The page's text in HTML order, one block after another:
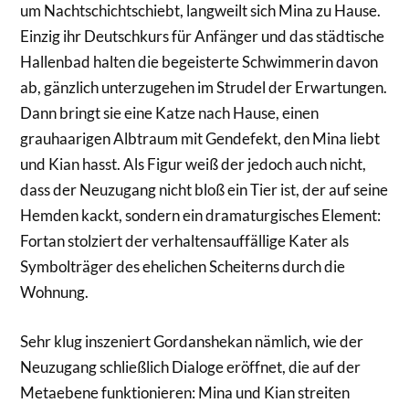
um Nachtschichtschiebt, langweilt sich Mina zu Hause.
Einzig ihr Deutschkurs für Anfänger und das städtische
Hallenbad halten die begeisterte Schwimmerin davon
ab, gänzlich unterzugehen im Strudel der Erwartungen.
Dann bringt sie eine Katze nach Hause, einen
grauhaarigen Albtraum mit Gendefekt, den Mina liebt
und Kian hasst. Als Figur weiß der jedoch auch nicht,
dass der Neuzugang nicht bloß ein Tier ist, der auf seine
Hemden kackt, sondern ein dramaturgisches Element:
Fortan stolziert der verhaltensauffällige Kater als
Symbolträger des ehelichen Scheiterns durch die
Wohnung.
Sehr klug inszeniert Gordanshekan nämlich, wie der
Neuzugang schließlich Dialoge eröffnet, die auf der
Metaebene funktionieren: Mina und Kian streiten